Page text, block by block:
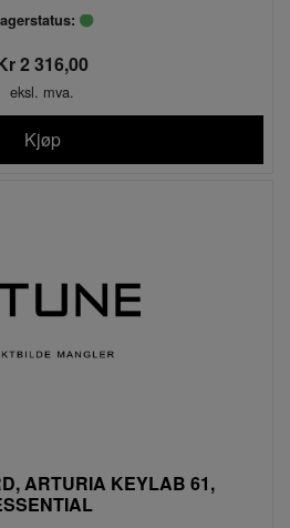
2 316,00
eksl. mva.
Kjøp
ARTURIA KEYLAB 61,